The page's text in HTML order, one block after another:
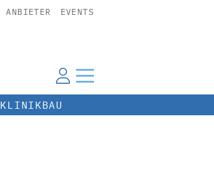
ANBIETER EVENTS
KLINIKBAU